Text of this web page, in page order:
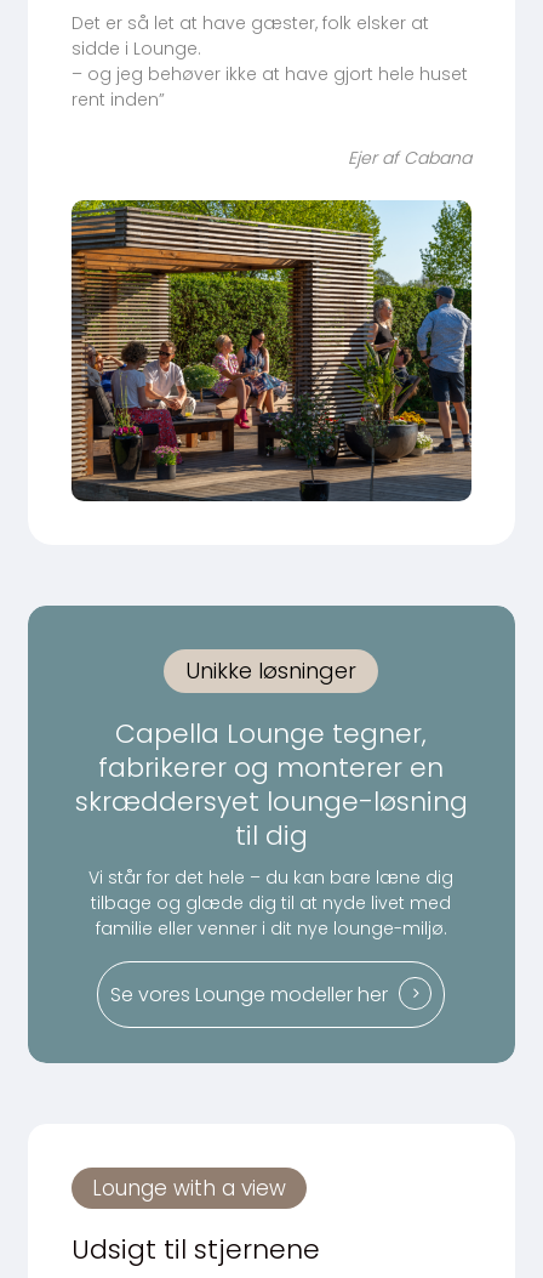
Det er så let at have gæster, folk elsker at
sidde i Lounge.
– og jeg behøver ikke at have gjort hele huset
rent inden”
Ejer af Cabana
Unikke løsninger
Capella Lounge tegner,
fabrikerer og monterer en
skræddersyet lounge-løsning
til dig
Vi står for det hele – du kan bare læne dig
tilbage og glæde dig til at nyde livet med
familie eller venner i dit nye lounge-miljø.
Se vores Lounge modeller her
Lounge with a view
Udsigt til stjernene